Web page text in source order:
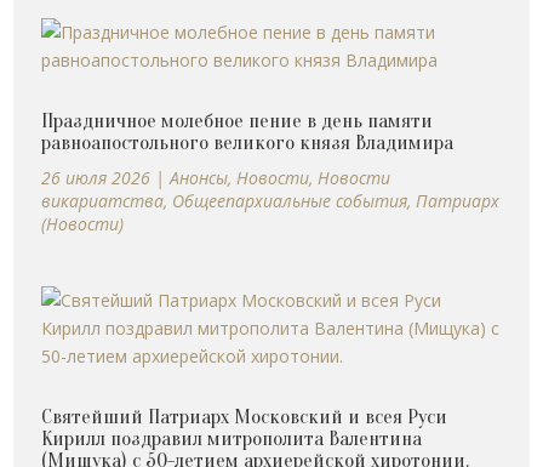
Праздничное молебное пение в день памяти
равноапостольного великого князя Владимира
26 июля 2026 |Анонсы,Новости,Новости
викариатства, Общеепархиальные события,Патриарх
(Новости)
Святейший Патриарх Московский и всея Руси
Кирилл поздравил митрополита Валентина
(Мищука) с 50-летием архиерейской хиротонии.